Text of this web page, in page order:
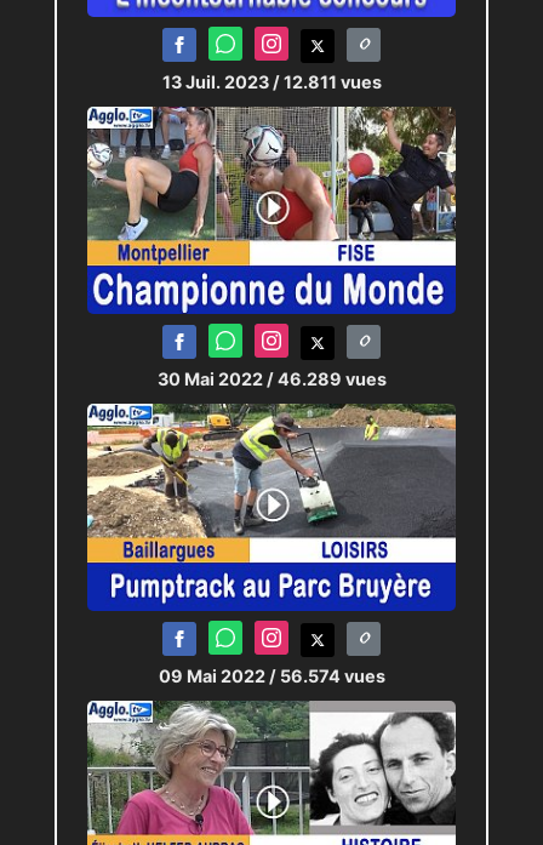
13 Juil. 2023 / 12.811 vues
30 Mai 2022 / 46.289 vues
09 Mai 2022 / 56.574 vues